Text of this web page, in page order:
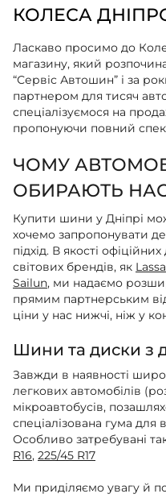
КОЛЕСА
Ласкаво просимо до
магазину, який
“Сервіс Автошин” і за
партнером для тисяч
спеціалізуємося на
пропонуючи повний
ЧОМУ
ОБИРАЮТЬ
Купити шини у Дніпрі
хочемо запропонувати
підхід. В якості
світових брендів, як Lassa
Sailun, ми надаємо
прямим партнерським
ціни у нас нижчі, ніж у
Шини та диски з
Завжди в наявності
легкових автомобілів
мікроавтобусів,
спеціалізована гума для
Особливо затребувані
R16, 225/45 R17
Ми приділяємо увагу й